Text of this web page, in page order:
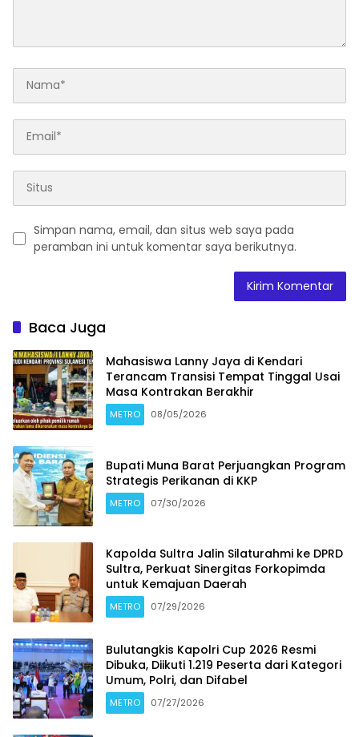
Simpan nama, email, dan situs web saya pada
peramban ini untuk komentar saya berikutnya.
Baca Juga
Mahasiswa Lanny Jaya di Kendari
Terancam Transisi Tempat Tinggal Usai
Masa Kontrakan Berakhir
METRO 08/05/2026
Bupati Muna Barat Perjuangkan Program
Strategis Perikanan di KKP
METRO 07/30/2026
Kapolda Sultra Jalin Silaturahmi ke DPRD
Sultra, Perkuat Sinergitas Forkopimda
untuk Kemajuan Daerah
METRO 07/29/2026
Bulutangkis Kapolri Cup 2026 Resmi
Dibuka, Diikuti 1.219 Peserta dari Kategori
Umum, Polri, dan Difabel
METRO 07/27/2026